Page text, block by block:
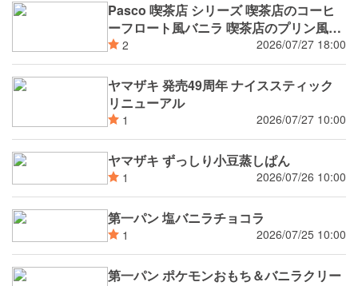
Pasco 喫茶店 シリーズ 喫茶店のコーヒ
ーフロート風バニラ 喫茶店のプリン風蒸
2 2026/07/27 18:00
ヤマザキ 発売49周年 ナイススティック
リニューアル
1 2026/07/27 10:00
ヤマザキ ずっしり小豆蒸しぱん
1 2026/07/26 10:00
第一パン 塩バニラチョコラ
1 2026/07/25 10:00
第一パン ポケモンおもち＆バニラクリー